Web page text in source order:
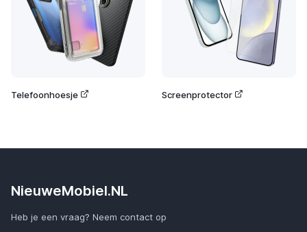
Telefoonhoesje Screenprotector
NieuweMobiel.NL
Heb je een vraag? Neem contact op